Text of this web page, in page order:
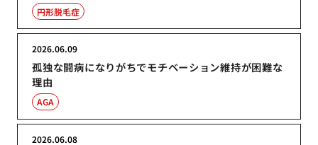
円形脱毛症
孤独な闘病になりがちでモチベーション維持が困難な
理由
2026.06.09
AGA
2026.06.08